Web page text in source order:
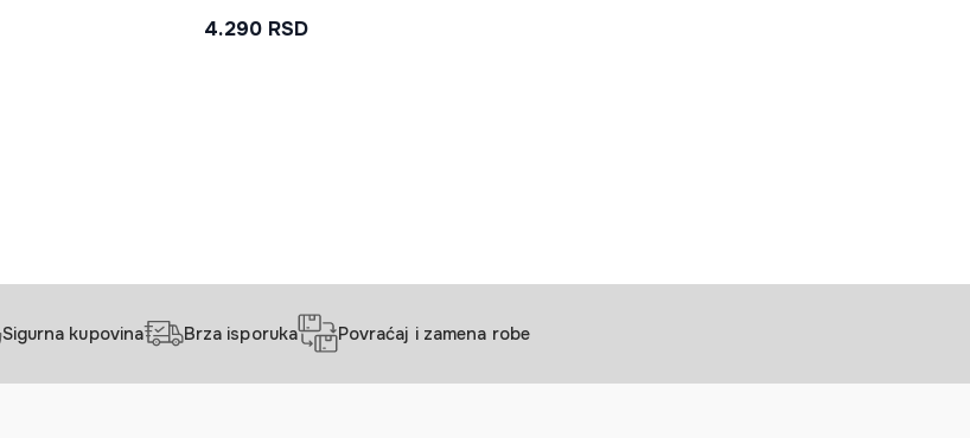
4.290 RSD
Sigurna kupovina Brza isporuka Povraćaj i zamena robe